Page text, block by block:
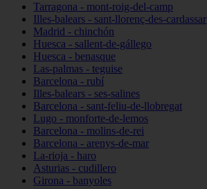
Tarragona - mont-roig-del-camp
Illes-balears - sant-llorenç-des-cardassar
Madrid - chinchón
Huesca - sallent-de-gállego
Huesca - benasque
Las-palmas - teguise
Barcelona - rubí
Illes-balears - ses-salines
Barcelona - sant-feliu-de-llobregat
Lugo - monforte-de-lemos
Barcelona - molins-de-rei
Barcelona - arenys-de-mar
La-rioja - haro
Asturias - cudillero
Girona - banyoles